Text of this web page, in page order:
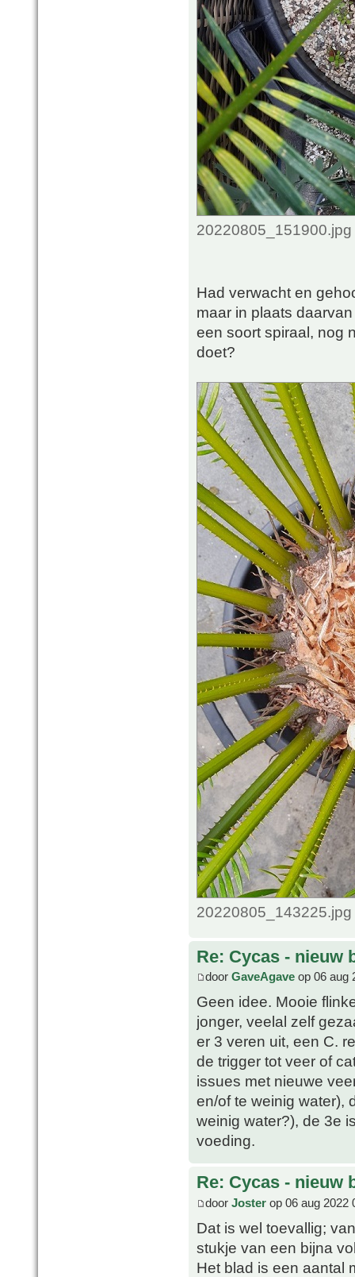
Had verwacht en
maar in plaats
een soort spiraal, nog
doet?
Re: Cycas - nieuw
door GaveAgave op 06 aug
Geen idee. Mooie
jonger, veelal zelf
er 3 veren uit, een C.
de trigger tot veer of
issues met nieuwe
en/of te weinig water),
weinig water?), de 3e
voeding.
Re: Cycas - nieuw
door Joster op 06 aug 2022
Dat is wel toevallig;
stukje van een bijna
Het blad is een aantal